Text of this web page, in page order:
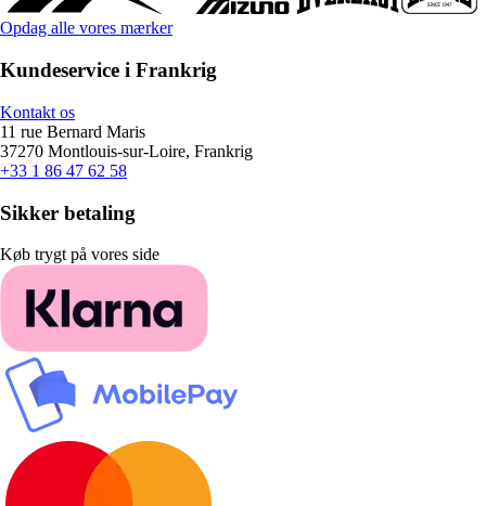
Opdag alle vores mærker
Kundeservice i Frankrig
Kontakt os
11 rue Bernard Maris
37270 Montlouis-sur-Loire, Frankrig
+33 1 86 47 62 58
Sikker betaling
Køb trygt på vores side